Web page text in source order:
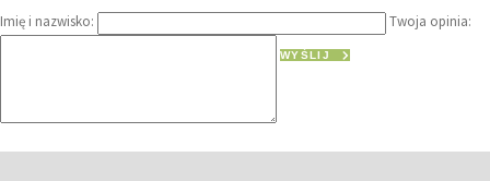
Imię i nazwisko: Twoja opinia:
WYŚLIJ